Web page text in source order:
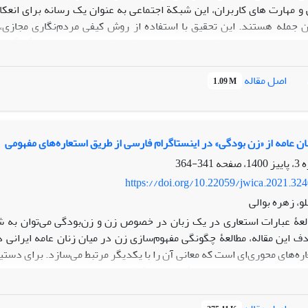
مهارت های کاربران، این شبکة اجتماعی به عنوان یک رسانه برای
و به همین دلیل شهرت یافته اند، مطالعه کرده و به تحلیل
است. در این تحقیق ضمن بهره‌گیری از نظریات گافمن و گیدنز
سوال ها پاسخ داده شود که بازنمود پوشش این زنان مشهور در
از ایشان که در عرصه‌های مختلف زندگی شخصی و اجتماعی در
نظر نوع پوشش، تنوع لباس و رنگ‌بندی، تفاوت بارز و چشمگیری با
اصل مقاله 1.09 M
عامه از «زن بودگی» در اینستاگرام فارسی از طریق استعاره‌های مفهومی
341-364
https://doi.org/10.22059/
زهره بوالی
عبارات استعاری در یک زبان در خصوص زن و زن‌بودگی می‌توان
مقاله، مطالعۀ چگونگی مفهوم‌سازی زن در میان زنان عامه
محوری‌ای است که معانی آن را با یکدیگر مرتبط می‌سازد. برای
کاربرد را برای حوزۀ مقصد زن در زبان زنان عامۀ فارسی‌زیان دارد؟